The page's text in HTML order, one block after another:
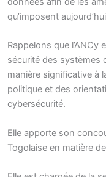
qu’imposent
Rappelons que l’ANCy
sécurité des systèmes
manière significative à
politique et des
cybersécurité.
Elle apporte son
Togolaise en matière